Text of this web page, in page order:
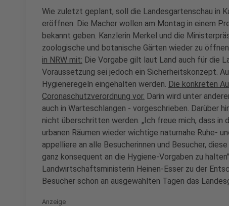
Wie zuletzt geplant, soll die Landesgartenschau in
eröffnen. Die Macher wollen am Montag in einem
bekannt geben. Kanzlerin Merkel und die
zoologische und botanische Gärten wieder zu
in NRW mit: Die Vorgabe gilt laut Land auch für die
Voraussetzung sei jedoch ein Sicherheitskonzept.
Hygieneregeln eingehalten werden. Die konkreten
Coronaschutzverordnung vor. Darin wird unter
auch in Warteschlangen - vorgeschrieben. Darüber
nicht überschritten werden. „Ich freue mich, dass in
urbanen Räumen wieder wichtige naturnahe Ruhe-
appelliere an alle Besucherinnen und Besucher,
ganz konsequent an die Hygiene-Vorgaben zu
Landwirtschaftsministerin Heinen-Esser zu der
Besucher schon an ausgewählten Tagen das
Anzeige